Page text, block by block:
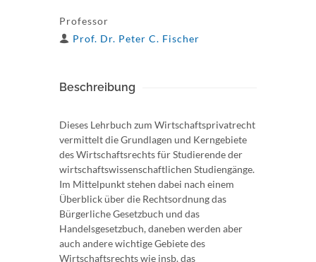
Professor
Prof. Dr. Peter C. Fischer
Beschreibung
Dieses Lehrbuch zum Wirtschaftsprivatrecht
vermittelt die Grundlagen und Kerngebiete
des Wirtschaftsrechts für Studierende der
wirtschaftswissenschaftlichen Studiengänge.
Im Mittelpunkt stehen dabei nach einem
Überblick über die Rechtsordnung das
Bürgerliche Gesetzbuch und das
Handelsgesetzbuch, daneben werden aber
auch andere wichtige Gebiete des
Wirtschaftsrechts wie insb. das